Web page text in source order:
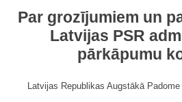
Par grozījumiem un
Latvijas PSR
pārkāpumu
Latvijas Republikas Augstākā Padome